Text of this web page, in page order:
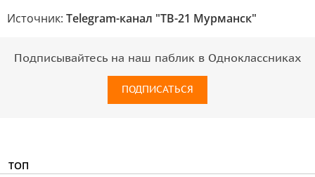
Источник: Telegram-канал "ТВ-21 Мурманск"
Подписывайтесь на наш паблик в Одноклассниках
ПОДПИСАТЬСЯ
ТОП